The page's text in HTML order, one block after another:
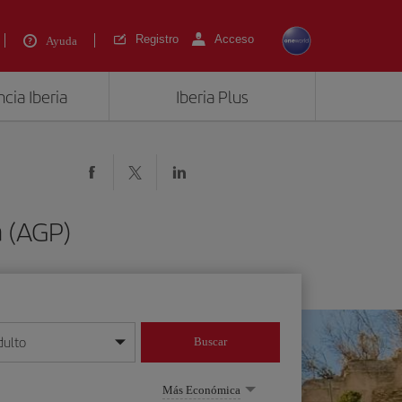
Ayuda Registro Acceso
Iberia Iberia Plus
mes/año
Buscar
Más Económica